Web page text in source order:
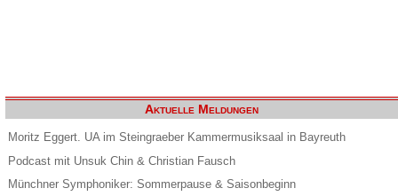
Aktuelle Meldungen
Moritz Eggert. UA im Steingraeber Kammermusiksaal in Bayreuth
Podcast mit Unsuk Chin & Christian Fausch
Münchner Symphoniker: Sommerpause & Saisonbeginn